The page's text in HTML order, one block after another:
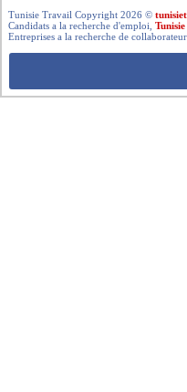
Tunisie Travail Copyright 2026 ©
Candidats a la recherche d'emploi,
Entreprises a la recherche de